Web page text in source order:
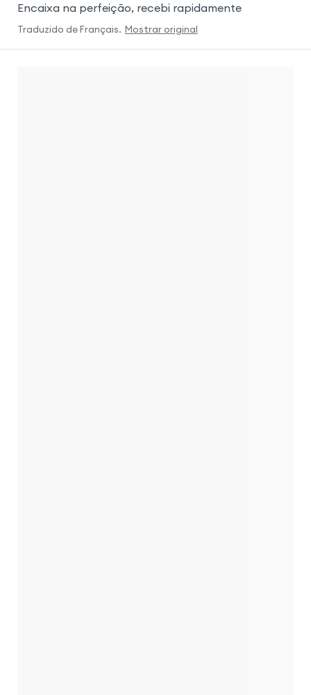
Encaixa na perfeição, recebi rapidamente
Traduzido deFrançais. Mostrar original